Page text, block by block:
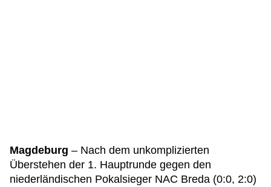
Magdeburg – Nach dem unkomplizierten
Überstehen der 1. Hauptrunde gegen den
niederländischen Pokalsieger NAC Breda (0:0, 2:0)